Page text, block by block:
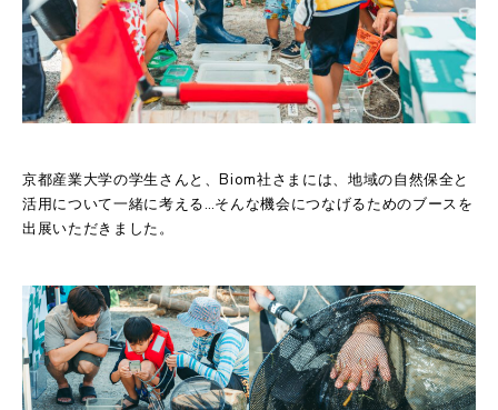
京都産業大学の学生さんと、Biom社さまには、地域の自然保全と
活用について一緒に考える…そんな機会につなげるためのブースを
出展いただきました。